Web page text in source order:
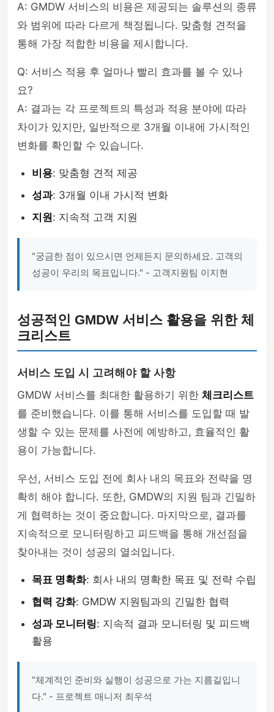
A: GMDW 서비스의 비용은 제공되는 솔루션의 종류
와 범위에 따라 다르게 책정됩니다. 맞춤형 견적을
통해 가장 적합한 비용을 제시합니다.
Q: 서비스 적용 후 얼마나 빨리 효과를 볼 수 있나
요?
A: 결과는 각 프로젝트의 특성과 적용 분야에 따라
차이가 있지만, 일반적으로 3개월 이내에 가시적인
변화를 확인할 수 있습니다.
비용: 맞춤형 견적 제공
성과: 3개월 이내 가시적 변화
지원: 지속적 고객 지원
"궁금한 점이 있으시면 언제든지 문의하세요. 고객의
성공이 우리의 목표입니다." - 고객지원팀 이지현
성공적인 GMDW 서비스 활용을 위한 체
크리스트
서비스 도입 시 고려해야 할 사항
GMDW 서비스를 최대한 활용하기 위한 체크리스트
를 준비했습니다. 이를 통해 서비스를 도입할 때 발
생할 수 있는 문제를 사전에 예방하고, 효율적인 활
용이 가능합니다.
우선, 서비스 도입 전에 회사 내의 목표와 전략을 명
확히 해야 합니다. 또한, GMDW의 지원 팀과 긴밀하
게 협력하는 것이 중요합니다. 마지막으로, 결과를
지속적으로 모니터링하고 피드백을 통해 개선점을
찾아내는 것이 성공의 열쇠입니다.
목표 명확화: 회사 내의 명확한 목표 및 전략 수립
협력 강화: GMDW 지원팀과의 긴밀한 협력
성과 모니터링: 지속적 결과 모니터링 및 피드백
활용
"체계적인 준비와 실행이 성공으로 가는 지름길입니
다." - 프로젝트 매니저 최우석